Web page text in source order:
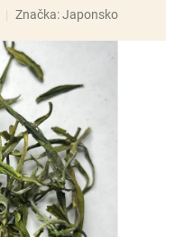
Značka:Japonsko